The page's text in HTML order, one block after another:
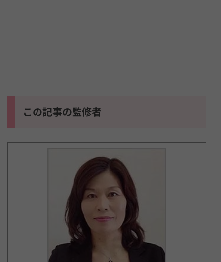
この記事の監修者